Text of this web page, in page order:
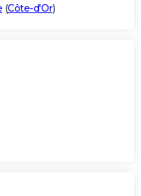
(Côte-d'Or)